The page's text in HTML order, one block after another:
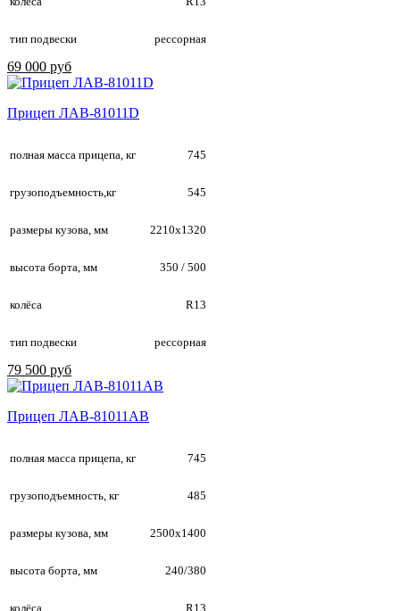
тип подвески рессорная
69 000 руб
Прицеп ЛАВ-81011D
полная масса прицепа, кг 745
грузоподъемность,кг 545
размеры кузова, мм 2210х1320
высота борта, мм 350 / 500
колёса R13
тип подвески рессорная
79 500 руб
Прицеп ЛАВ-81011АB
полная масса прицепа, кг 745
грузоподъемность, кг 485
размеры кузова, мм 2500х1400
высота борта, мм 240/380
колёса R13